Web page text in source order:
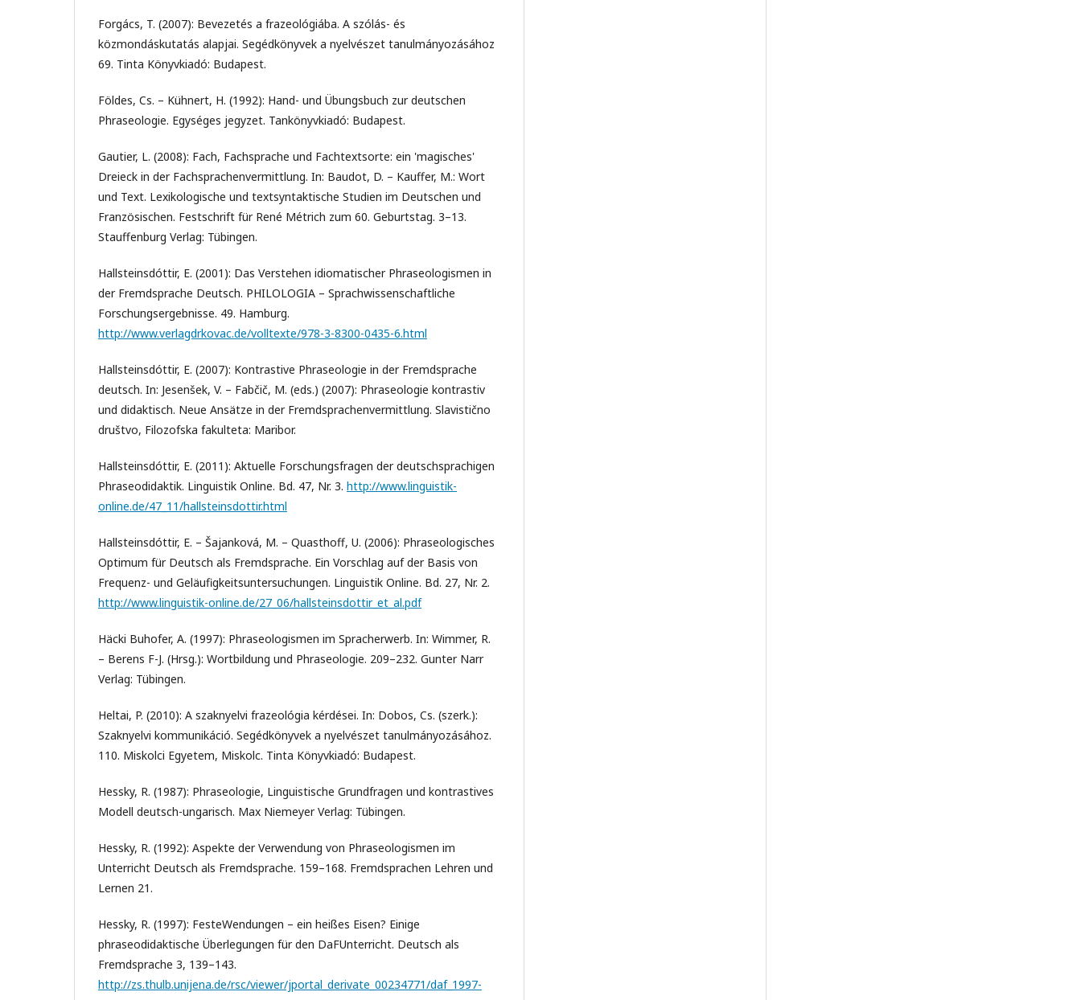
Forgács, T. (2007): Bevezetés a frazeológiába. A szólás- és
közmondáskutatás alapjai. Segédkönyvek a nyelvészet tanulmányozásához
69. Tinta Könyvkiadó: Budapest.
Földes, Cs. – Kühnert, H. (1992): Hand- und Übungsbuch zur deutschen
Phraseologie. Egységes jegyzet. Tankönyvkiadó: Budapest.
Gautier, L. (2008): Fach, Fachsprache und Fachtextsorte: ein 'magisches'
Dreieck in der Fachsprachenvermittlung. In: Baudot, D. – Kauffer, M.: Wort
und Text. Lexikologische und textsyntaktische Studien im Deutschen und
Französischen. Festschrift für René Métrich zum 60. Geburtstag. 3–13.
Stauffenburg Verlag: Tübingen.
Hallsteinsdóttir, E. (2001): Das Verstehen idiomatischer Phraseologismen in
der Fremdsprache Deutsch. PHILOLOGIA – Sprachwissenschaftliche
Forschungsergebnisse. 49. Hamburg.
http://www.verlagdrkovac.de/volltexte/978-3-8300-0435-6.html
Hallsteinsdóttir, E. (2007): Kontrastive Phraseologie in der Fremdsprache
deutsch. In: Jesenšek, V. – Fabčič, M. (eds.) (2007): Phraseologie kontrastiv
und didaktisch. Neue Ansätze in der Fremdsprachenvermittlung. Slavistično
društvo, Filozofska fakulteta: Maribor.
Hallsteinsdóttir, E. (2011): Aktuelle Forschungsfragen der deutschsprachigen
Phraseodidaktik. Linguistik Online. Bd. 47, Nr. 3. http://www.linguistik-
online.de/47_11/hallsteinsdottir.html
Hallsteinsdóttir, E. – Šajanková, M. – Quasthoff, U. (2006): Phraseologisches
Optimum für Deutsch als Fremdsprache. Ein Vorschlag auf der Basis von
Frequenz- und Geläufigkeitsuntersuchungen. Linguistik Online. Bd. 27, Nr. 2.
http://www.linguistik-online.de/27_06/hallsteinsdottir_et_al.pdf
Häcki Buhofer, A. (1997): Phraseologismen im Spracherwerb. In: Wimmer, R.
– Berens F-J. (Hrsg.): Wortbildung und Phraseologie. 209–232. Gunter Narr
Verlag: Tübingen.
Heltai, P. (2010): A szaknyelvi frazeológia kérdései. In: Dobos, Cs. (szerk.):
Szaknyelvi kommunikáció. Segédkönyvek a nyelvészet tanulmányozásához.
110. Miskolci Egyetem, Miskolc. Tinta Könyvkiadó: Budapest.
Hessky, R. (1987): Phraseologie, Linguistische Grundfragen und kontrastives
Modell deutsch-ungarisch. Max Niemeyer Verlag: Tübingen.
Hessky, R. (1992): Aspekte der Verwendung von Phraseologismen im
Unterricht Deutsch als Fremdsprache. 159–168. Fremdsprachen Lehren und
Lernen 21.
Hessky, R. (1997): FesteWendungen – ein heißes Eisen? Einige
phraseodidaktische Überlegungen für den DaFUnterricht. Deutsch als
Fremdsprache 3, 139–143.
http://zs.thulb.unijena.de/rsc/viewer/jportal_derivate_00234771/daf_1997-